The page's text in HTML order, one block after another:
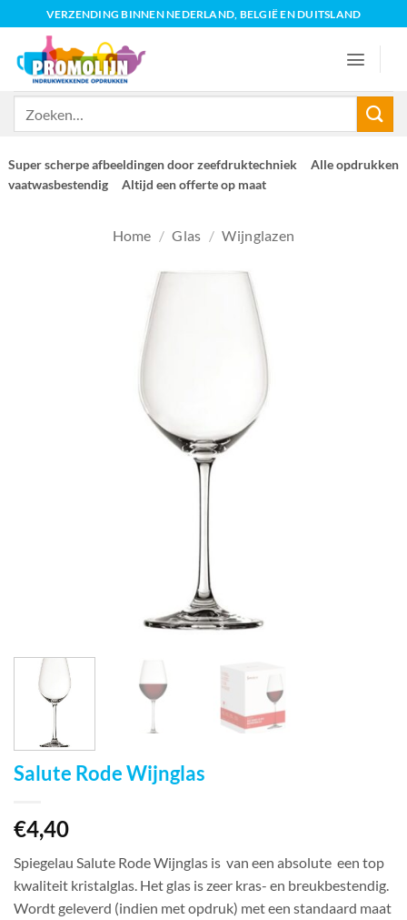
naar
inhoud
VERZENDING BINNEN NEDERLAND, BELGIË EN DUITSLAND
Super scherpe afbeeldingen door zeefdruktechniek Alle opdrukken
vaatwasbestendig Altijd een offerte op maat
Home / Glas / Wijnglazen
Salute Rode Wijnglas
€4,40
Spiegelau Salute Rode Wijnglas is van een absolute een top
kwaliteit kristalglas. Het glas is zeer kras- en breukbestendig.
Wordt geleverd (indien met opdruk) met een standaard maat